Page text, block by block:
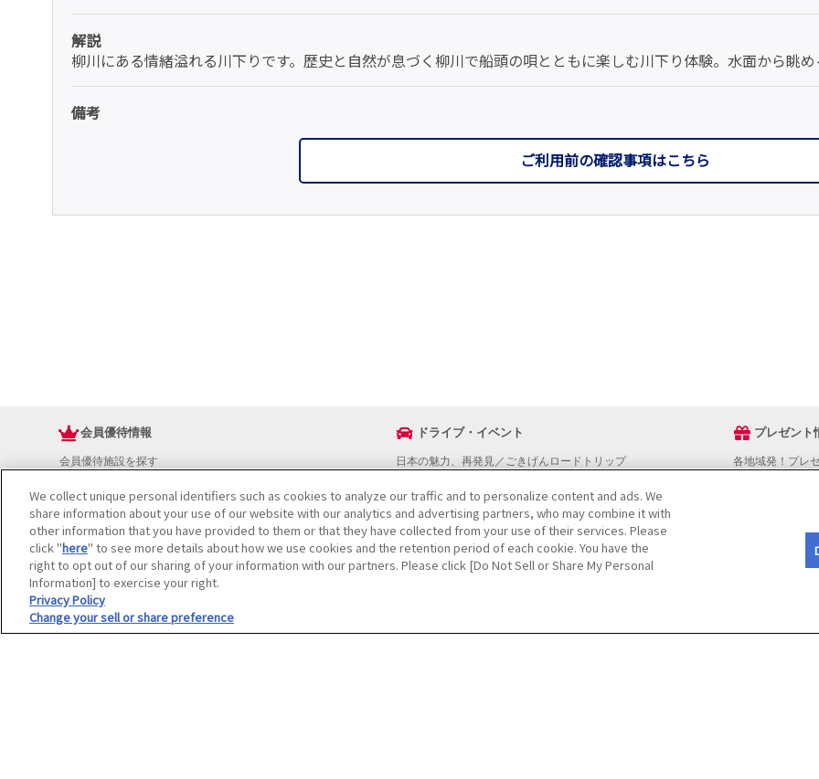
解説
柳川にある情緒溢れる川下りです。歴史と自然が息づく柳川で船頭の唄とともに楽しむ川下り体験。水面から眺
備考
ご利用前の確認事項はこちら
会員優待情報
会員優待施設を探す
新規優待施設
海外で使える会員優待サービス
JAFプレミアムサービス
JAFライフサポート
JAF Mate
冊子JAF Mate・JAF PLUS
ドライブ・イベント
日本の魅力、再発見／ごきげんロードトリップ
おでかけスポットを探す
ドライブコースを探す
イベントを探す
地図から探す
プレゼント
各地域発！プレ
We collect unique personal identifiers such as cookies to analyze our traffic and to personalize content and ads. We
share information about your use of our website with our analytics and advertising partners, who may combine it with
other information that you have provided to them or that they have collected from your use of their services. Please
click "here" to see more details about how we use cookies and the retention period of each cookie. You have the
right to opt out of our sharing of your information with our partners. Please click [Do Not Sell or Share My Personal
Information] to exercise your right.
Privacy Policy
Change your sell or share preference